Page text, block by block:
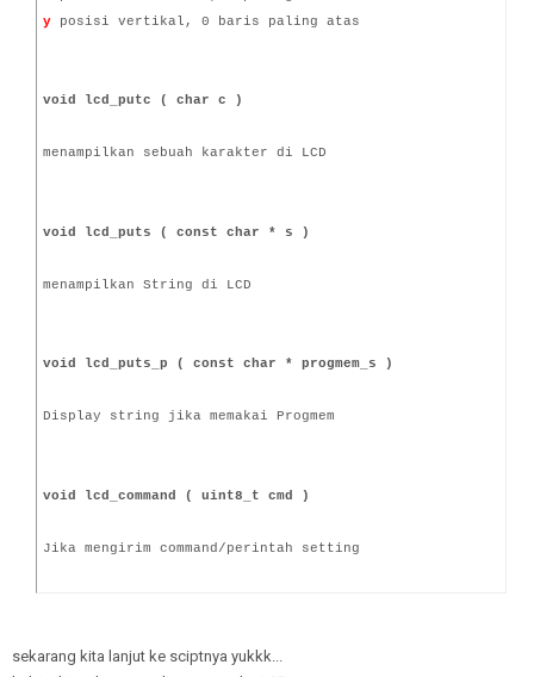
y posisi vertikal, 0 baris paling atas
void lcd_putc ( char c )
menampilkan sebuah karakter di LCD
void lcd_puts ( const char * s )
menampilkan String di LCD
void lcd_puts_p ( const char * progmem_s )
Display string jika memakai Progmem
void lcd_command ( uint8_t cmd )
Jika mengirim command/perintah setting
sekarang kita lanjut ke sciptnya yukkk...